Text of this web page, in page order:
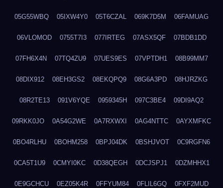
05G55WBQ 05IXW4Y0 05T6CZAL 069K7D5M 06FAMUAG
06VLOMOD 0755T7I3 077IRTEG 07ASX5QF 07BDB1DD
07FH6X4N 07TQ4ZU9 07UES9ES 07VPTDH1 08B99MM7
08DIX912 08EH3GS2 08EKQPQ9 08G6A3PD 08HJRZKG
08R2TE13 091V6YQE 0959345H 097C3BE4 09DI9AQ2
09RKK0JO 0A54G2WE 0A7RXWXI 0AG4NTTC 0AYXMFKC
0BO4RLHU 0BOHM258 0BPJ04DK 0BSHJVOT 0C9RGFN6
0CA5T1U9 0CMYI0KC 0D38QEGH 0DCJSPJ1 0DZMHHX1
0E9GCHCU 0EZ05K4R 0FFYUM84 0FLIL6GQ 0FXF2MUD